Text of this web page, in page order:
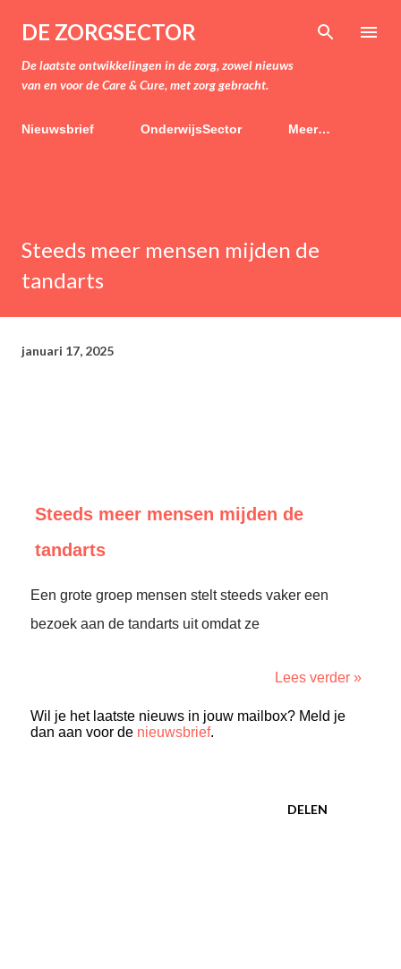
Doorgaan naar hoofdcontent
DE ZORGSECTOR
De laatste ontwikkelingen in de zorg, zowel nieuws
van en voor de Care & Cure, met zorg gebracht.
Nieuwsbrief OnderwijsSector Meer…
Steeds meer mensen mijden de
tandarts
januari 17, 2025
Steeds meer mensen mijden de
tandarts
Een grote groep mensen stelt steeds vaker een
bezoek aan de tandarts uit omdat ze
Lees verder »
Wil je het laatste nieuws in jouw mailbox? Meld je
dan aan voor de nieuwsbrief.
DELEN